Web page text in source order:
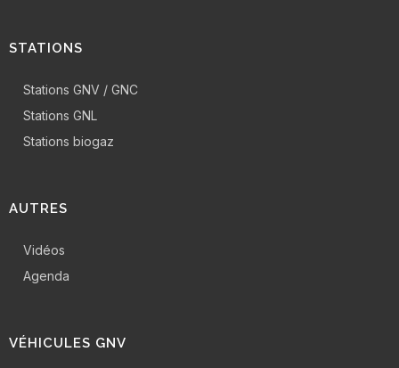
STATIONS
Stations GNV / GNC
Stations GNL
Stations biogaz
AUTRES
Vidéos
Agenda
VÉHICULES GNV